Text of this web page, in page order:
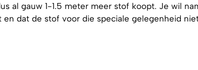
al gauw 1-1.5 meter meer stof koopt. Je wil
dat de stof voor die speciale gelegenheid